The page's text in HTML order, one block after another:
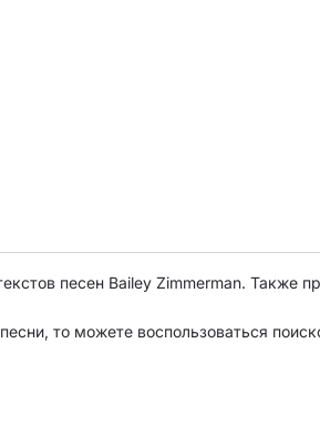
песен Bailey Zimmerman. Также
то можете воспользоваться